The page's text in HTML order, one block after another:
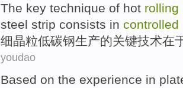
The key technique of hot rolling
steel strip consists in controlled
细晶粒低碳钢生产的关键技术在
youdao
Based on the experience in